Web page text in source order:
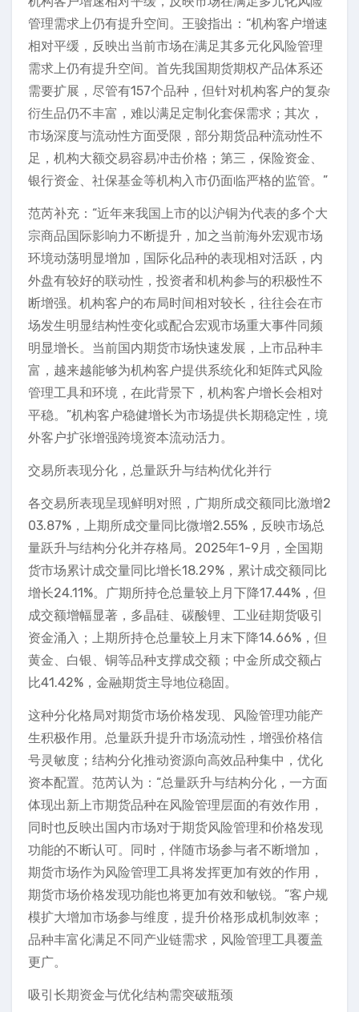
管理需求上仍有提升空间。王骏指出：“机构客户增速
相对平缓，反映出当前市场在满足其多元化风险管理
需求上仍有提升空间。首先我国期货期权产品体系还
需要扩展，尽管有157个品种，但针对机构客户的复杂
衍生品仍不丰富，难以满足定制化套保需求；其次，
市场深度与流动性方面受限，部分期货品种流动性不
足，机构大额交易容易冲击价格；第三，保险资金、
银行资金、社保基金等机构入市仍面临严格的监管。”
范芮补充：“近年来我国上市的以沪铜为代表的多个大
宗商品国际影响力不断提升，加之当前海外宏观市场
环境动荡明显增加，国际化品种的表现相对活跃，内
外盘有较好的联动性，投资者和机构参与的积极性不
断增强。机构客户的布局时间相对较长，往往会在市
场发生明显结构性变化或配合宏观市场重大事件同频
明显增长。当前国内期货市场快速发展，上市品种丰
富，越来越能够为机构客户提供系统化和矩阵式风险
管理工具和环境，在此背景下，机构客户增长会相对
平稳。”机构客户稳健增长为市场提供长期稳定性，境
外客户扩张增强跨境资本流动活力。
交易所表现分化，总量跃升与结构优化并行
各交易所表现呈现鲜明对照，广期所成交额同比激增2
03.87%，上期所成交量同比微增2.55%，反映市场总
量跃升与结构分化并存格局。2025年1-9月，全国期
货市场累计成交量同比增长18.29%，累计成交额同比
增长24.11%。广期所持仓总量较上月下降17.44%，但
成交额增幅显著，多晶硅、碳酸锂、工业硅期货吸引
资金涌入；上期所持仓总量较上月末下降14.66%，但
黄金、白银、铜等品种支撑成交额；中金所成交额占
比41.42%，金融期货主导地位稳固。
这种分化格局对期货市场价格发现、风险管理功能产
生积极作用。总量跃升提升市场流动性，增强价格信
号灵敏度；结构分化推动资源向高效品种集中，优化
资本配置。范芮认为：“总量跃升与结构分化，一方面
体现出新上市期货品种在风险管理层面的有效作用，
同时也反映出国内市场对于期货风险管理和价格发现
功能的不断认可。同时，伴随市场参与者不断增加，
期货市场作为风险管理工具将发挥更加有效的作用，
期货市场价格发现功能也将更加有效和敏锐。”客户规
模扩大增加市场参与维度，提升价格形成机制效率；
品种丰富化满足不同产业链需求，风险管理工具覆盖
更广。
吸引长期资金与优化结构需突破瓶颈